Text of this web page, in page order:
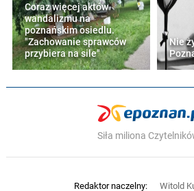
Coraz więcej aktów
wandalizmu na
poznańskim osiedlu.
"Zachowanie sprawców
przybiera na sile"
Nie
Siła miliona
Redaktor naczelny: Witold